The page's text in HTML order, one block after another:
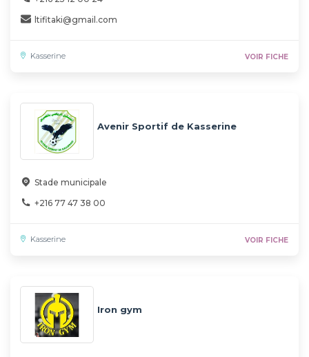
ltifitaki@gmail.com
Kasserine VOIR FICHE
Avenir Sportif de Kasserine
Stade municipale
+216 77 47 38 00
Kasserine VOIR FICHE
Iron gym